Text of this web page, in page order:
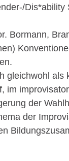
Dis*ability
Bormann,
gleichwohl als
im
der
der